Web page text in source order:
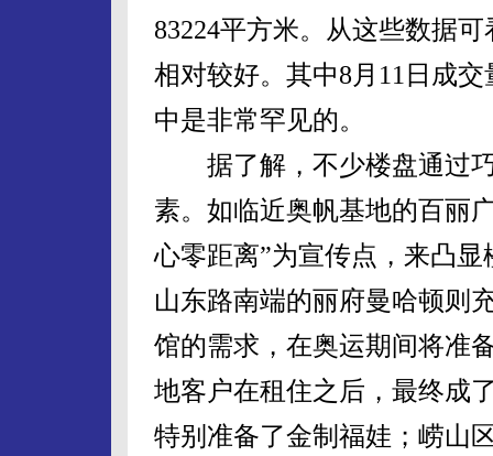
83224平方米。从这些数据
相对较好。其中8月11日成
中是非常罕见的。
据了解，不少楼盘通过巧
素。如临近奥帆基地的百丽
心零距离”为宣传点，来凸
山东路南端的丽府曼哈顿则
馆的需求，在奥运期间将准
地客户在租住之后，最终成
特别准备了金制福娃；崂山